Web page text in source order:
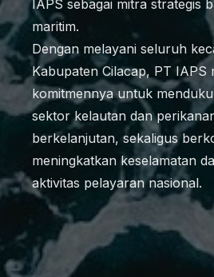
IAPS sebagai mitra strategis
maritim.
Dengan melayani seluruh
Kabupaten Cilacap, PT IAPS
komitmennya untuk
sektor kelautan dan
berkelanjutan, sekaligus
meningkatkan keselamatan
aktivitas pelayaran nasional.